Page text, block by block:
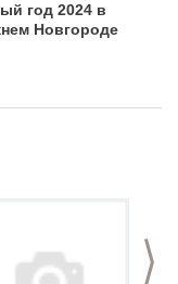
год 2024 в
Новгороде
>